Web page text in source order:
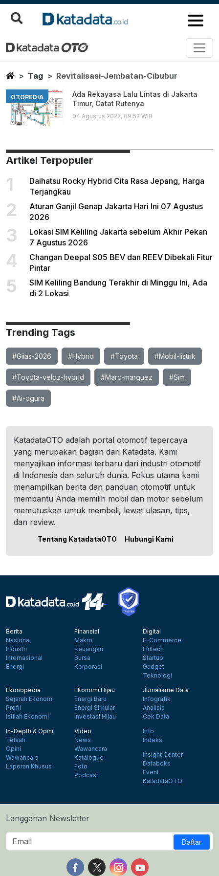
Revitalisasi Jembatan Cibubur
Berita Terbaru
HomeTag Revitalisasi-Jembatan-Cibubur
OTOPEDIA
Ada Rekayasa Lalu Lintas di Jakarta
Timur, Catat Rutenya
04 Agustus 2022, 09:52 WIB
Artikel Terpopuler
1
Daihatsu Rocky Hybrid Cita Rasa Jepang, Harga
Terjangkau
2
Aturan Ganjil Genap Jakarta Hari Ini 07 Agustus
2026
3
Lokasi SIM Keliling Jakarta sebelum Akhir Pekan
7 Agustus 2026
4
Changan Deepal S05 BEV dan REEV Dibekali Fitur
Pintar
5
SIM Keliling Bandung Terakhir di Minggu Ini, Ada
di 2 Lokasi
Trending Tags
#Giias-2026 #Hybrid #Toyota #Mobil-listrik
#Toyota-veloz-hybrid #Marc-marquez #Sim
#Ai-ogura
KatadataOTO adalah portal otomotif tepercaya
yang merupakan bagian dari Katadata. Kami
menyajikan informasi terbaru dari industri otomotif
di Indonesia dan seluruh dunia. Fokus utama kami
menampilkan berita dan panduan otomotif untuk
membantu Anda memilih mobil dan motor sebelum
memutuskan untuk membeli, lewat ulasan, tips,
dan review.
Tentang KatadataOTO Hubungi Kami
Berita
Nasional
Industri
Internasional
Energi
Finansial
Makro
Keuangan
Bursa
Korporasi
Digital
E-Commerce
Fintech
Startup
Gadget
Teknologi
Ekonopedia
Sejarah Ekonomi
Profil
Istilah Ekonomi
Ekonomi Hijau
Energi Baru
Energi Sirkular
Investasi Hijau
Jurnalisme Data
Infografik
Analisis
Cek Data
In-Depth & Opini
Telaah
Opini
Wawancara
Laporan Khusus
Video
News
Wawancara
Katalogue
Foto
Podcast
Info
Indeks
Insight Center
Databoks
Event
KatadataOTO
Langganan Newsletter
Daftar
Follow us on Facebook
Follow us on X
Follow us on Instagram
Follow us on